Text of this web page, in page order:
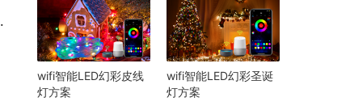
wifi智能LED幻彩皮线
灯方案
wifi智能LED幻彩圣诞
灯方案